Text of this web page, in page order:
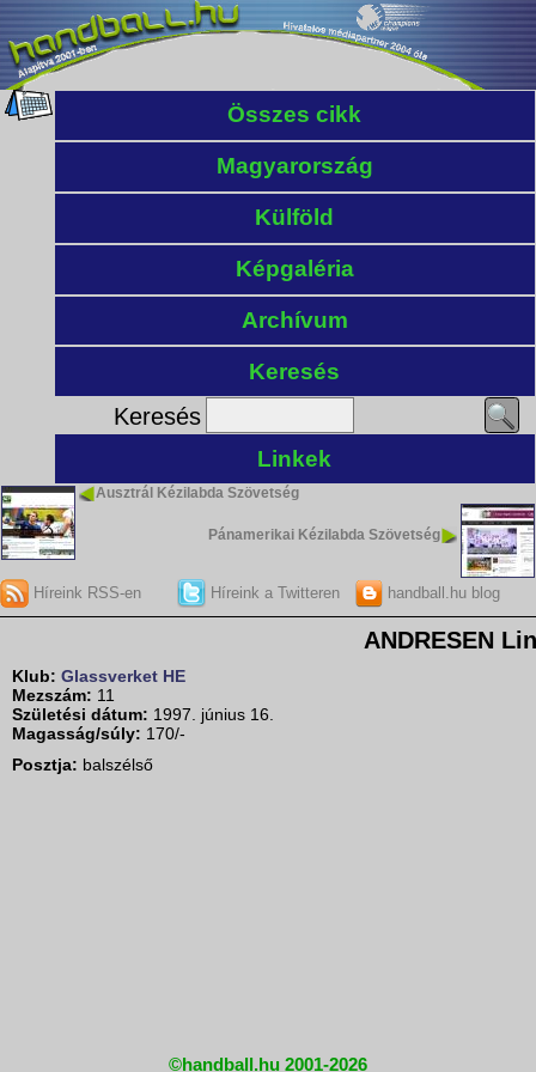
Összes cikk
Magyarország
Külföld
Képgaléria
Archívum
Keresés
Keresés
Linkek
Ausztrál Kézilabda Szövetség
Pánamerikai Kézilabda Szövetség
Híreink RSS-en Híreink a Twitteren handball.hu blog
ANDRESEN
Klub: Glassverket HE
Mezszám: 11
Születési dátum: 1997. június 16.
Magasság/súly: 170/-
Posztja: balszélső
©handball.hu 2001-2026